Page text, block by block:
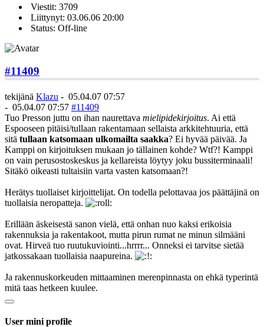
Viestit: 3709
Liittynyt: 03.06.06 20:00
Status: Off-line
#11409
tekijänä Klazu - 05.04.07 07:57
- 05.04.07 07:57 #11409
Tuo Presson juttu on ihan naurettava mielipidekirjoitus. Ai että
Espooseen pitäisi/tullaan rakentamaan sellaista arkkitehtuuria, että
sitä tullaan katsomaan ulkomailta saakka? Ei hyvää päivää. Ja
Kamppi on kirjoituksen mukaan jo tällainen kohde? Wtf?! Kamppi
on vain perusostoskeskus ja kellareista löytyy joku bussiterminaali!
Sitäkö oikeasti tultaisiin varta vasten katsomaan?!
Herätys tuollaiset kirjoittelijat. On todella pelottavaa jos päättäjinä on
tuollaisia neropatteja.
Erillään äskeisestä sanon vielä, että onhan nuo kaksi erikoisia
rakennuksia ja rakentakoot, mutta pirun rumat ne minun silmääni
ovat. Hirveä tuo ruutukuviointi...hrrrr... Onneksi ei tarvitse sietää
jatkossakaan tuollaisia naapureina.
Ja rakennuskorkeuden mittaaminen merenpinnasta on ehkä typerintä
mitä taas hetkeen kuulee.
User mini profile